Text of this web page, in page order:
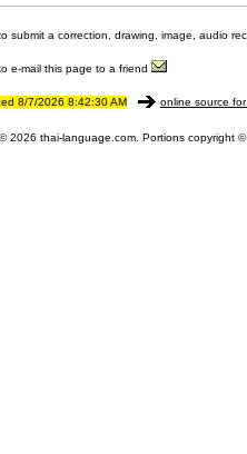
submit a correction, drawing, image, audio
e-mail this page to a friend
8/7/2026 8:42:30 AM online source
2026 thai-language.com. Portions copyright